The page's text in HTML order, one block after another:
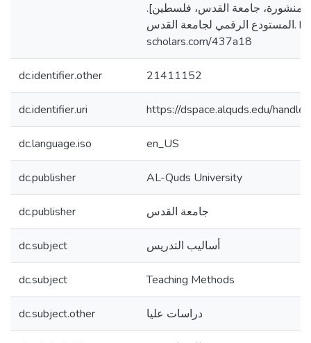
منشورة، جامعة القدس، فلسطين].
المستودع الرقمي لجامعة القدس. https://arab-
scholars.com/437a18
dc.identifier.other 21411152
dc.identifier.uri https://dspace.alquds.edu/
dc.language.iso en_US
dc.publisher AL-Quds University
dc.publisher جامعة القدس
dc.subject أساليب التدريس
dc.subject Teaching Methods
dc.subject.other دراسات عليا